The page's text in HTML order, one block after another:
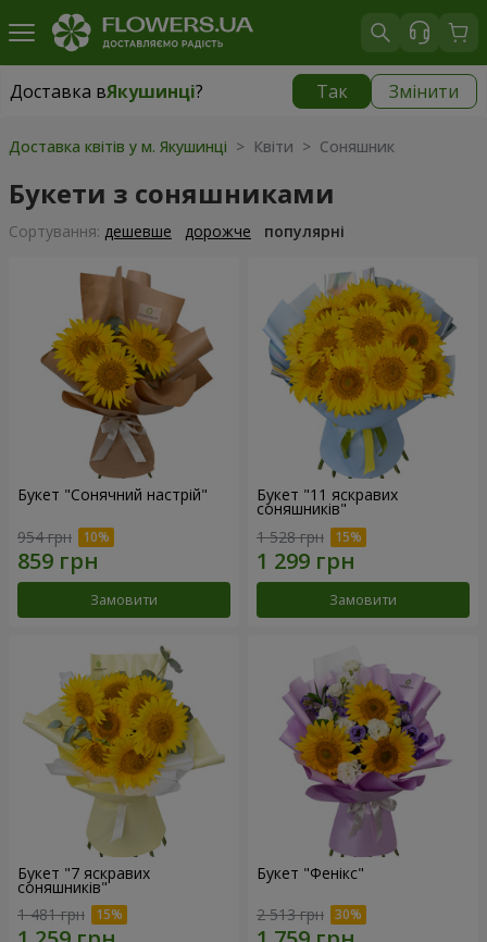
Доставка вЯкушинці? Так Змінити
Доставка вЯкушинці|
Доставка квітів у м. Якушинці > Квіти > Соняшник
Букети з соняшниками
Сортування: дешевше дорожче популярні
Букет "Сонячний настрій"
954 грн
Замовити
Букет "11 яскравих
соняшників"
1 528 грн
Замовити
Букет "7 яскравих
соняшників"
1 481 грн
Букет "Фенікс"
2 513 грн